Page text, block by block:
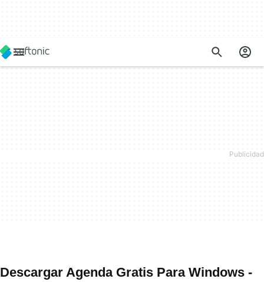
Descargar Agenda Gratis Para Windows -